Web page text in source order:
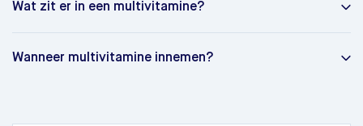
Wat zit er in een multivitamine?
Wanneer multivitamine innemen?